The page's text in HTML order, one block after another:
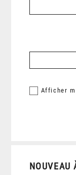
Afficher
NOUVEAU